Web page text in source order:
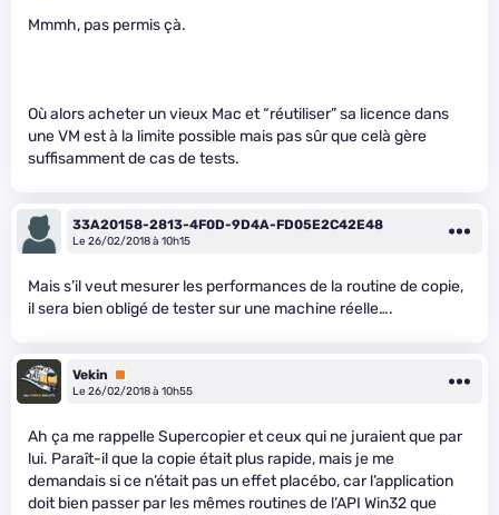
Mmmh, pas permis çà.
Où alors acheter un vieux Mac et “réutiliser” sa licence dans
une VM est à la limite possible mais pas sûr que celà gère
suffisamment de cas de tests.
33A20158-2813-4F0D-9D4A-FD05E2C42E48
Le 26/02/2018 à 10h15
Mais s’il veut mesurer les performances de la routine de copie,
il sera bien obligé de tester sur une machine réelle….
Vekin
Premium
Le 26/02/2018 à 10h55
Ah ça me rappelle Supercopier et ceux qui ne juraient que par
lui. Paraît-il que la copie était plus rapide, mais je me
demandais si ce n’était pas un effet placébo, car l’application
doit bien passer par les mêmes routines de l’API Win32 que